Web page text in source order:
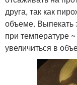
друга, так как
объеме. Выпекать
при температуре
увеличиться в